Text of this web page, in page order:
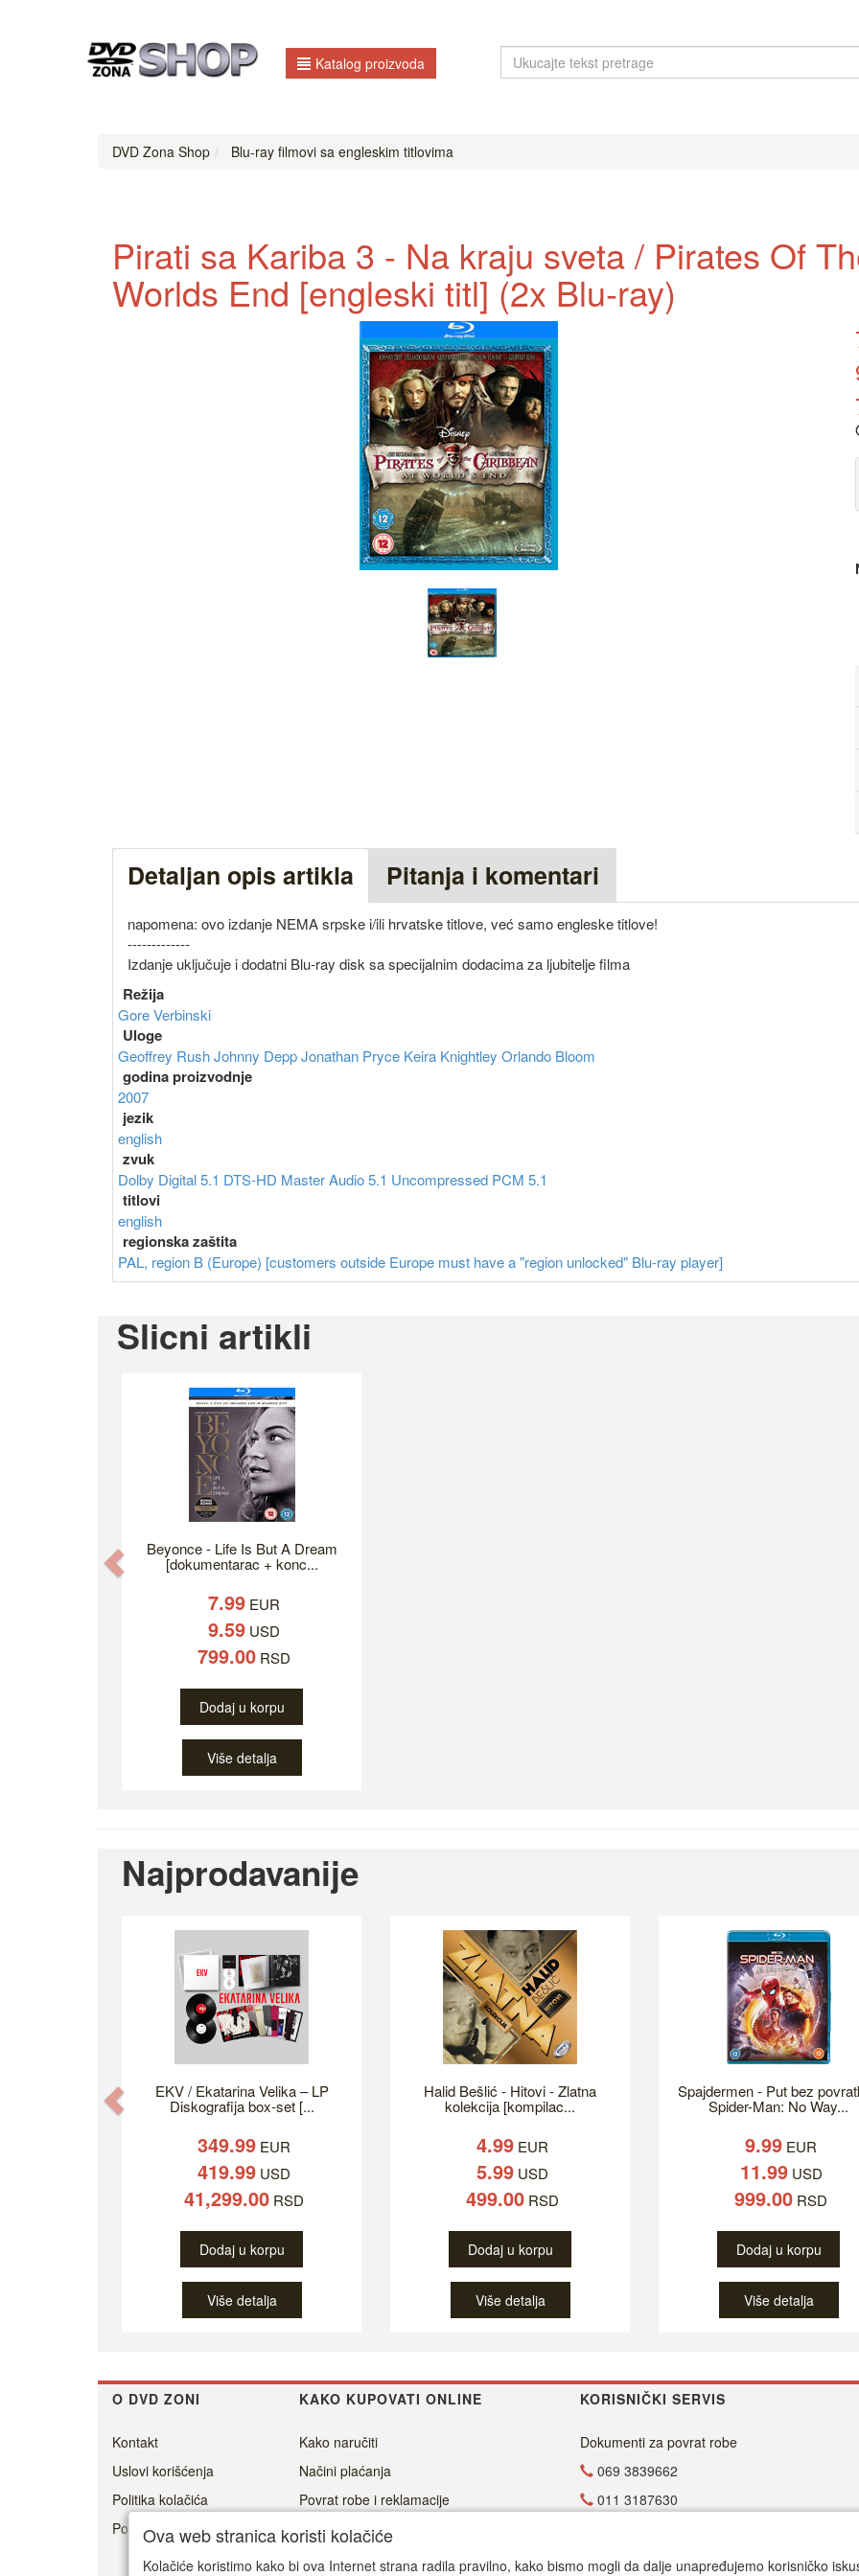
Katalog proizvoda
DVD Zona Shop Blu-ray filmovi sa engleskim titlovima
Pirati sa Kariba 3 - Na kraju sveta / Pirates Of
Worlds End [engleski titl] (2x Blu-ray)
Detaljan opis artikla Pitanja i komentari
napomena: ovo izdanje NEMA srpske i/ili hrvatske titlove, već samo engleske titlove!
-------------
Izdanje uključuje i dodatni Blu-ray disk sa specijalnim dodacima za ljubitelje filma
Režija
Gore Verbinski
Uloge
Geoffrey RushJohnny DeppJonathan Pryce Keira Knightley Orlando Bloom
godina proizvodnje
2007
jezik
english
zvuk
Dolby Digital 5.1 DTS-HD Master Audio 5.1 Uncompressed PCM 5.1
titlovi
english
regionska zaštita
PAL, region B (Europe) [customers outside Europe must have a "region unlocked" Blu-ray player]
Slicni artikli
Beyonce - Life Is But A Dream
[dokumentarac + konc...
7.99 EUR
9.59 USD
799.00 RSD
Dodaj u korpu
Više detalja
Previous
Najprodavanije
EKV / Ekatarina Velika – LP
Diskografija box-set [...
349.99 EUR
419.99 USD
41,299.00 RSD
Dodaj u korpu
Više detalja
Halid Bešlić - Hitovi - Zlatna
kolekcija [kompilac...
4.99 EUR
5.99 USD
499.00 RSD
Dodaj u korpu
Više detalja
Spajdermen - Put bez
Spider-Man: No Way...
9.99 EUR
11.99USD
999.00 RSD
Dodaj u korpu
Više detalja
Previous
O DVD ZONI KAKO KUPOVATI ONLINE KORISNIČKI SERVIS
Kontakt
Uslovi korišćenja
Politika kolačića
Politika privatnosti
Kako naručiti
Načini plaćanja
Povrat robe i reklamacije
Cenovnik dostave
Isporuka
Dokumenti za povrat robe
069 3839662
011 3187630
office@dvdzona.co.rs
Ova web stranica koristi kolačiće
Kolačiće koristimo kako bi ova Internet strana radila pravilno, kako bismo mogli da dalje unapređujemo korisničko